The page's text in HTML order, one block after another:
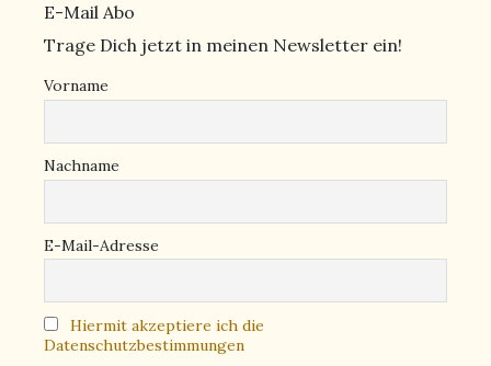
E-Mail Abo
Trage Dich jetzt in meinen Newsletter ein!
Vorname
Nachname
E-Mail-Adresse
Hiermit akzeptiere ich die
Datenschutzbestimmungen